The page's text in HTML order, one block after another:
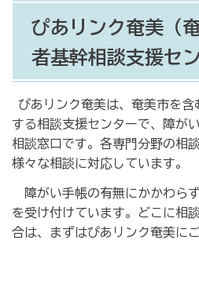
ぴあリンク奄美（
者基幹相談支援セン
ぴあリンク奄美は、奄美市を
する相談支援センターで、障が
相談窓口です。各専門分野の相
様々な相談に対応しています。
障がい手帳の有無にかかわら
を受け付けています。どこに相
合は、まずはぴあリンク奄美に